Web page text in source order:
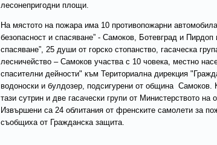
лесонепригодни площи.
На мястото на пожара има 10 противопожарни
безопасност и спасяване” - Самоков, Ботевград и
спасяване”, 25 души от горско стопанство, гасаческа
лесничейство – Самоков участва с 10 човека, местно
спасителни дейности" към Териториална дирекция
водоноски и булдозер, подсигурени от община Самоков.
тази сутрин и две гасачески групи от Министерството на
Извършени са 24 облитания от френските самолети за
съобщиха от Гражданска защита.